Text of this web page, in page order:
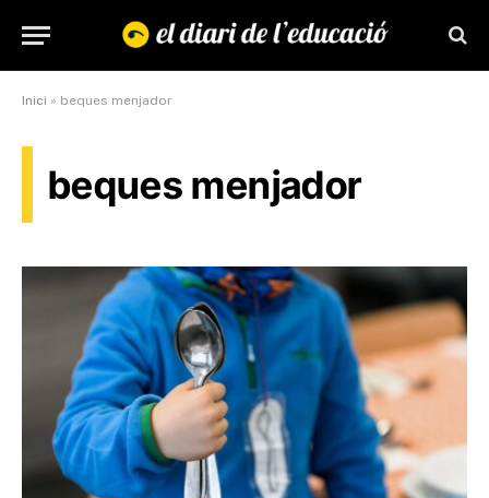
Inici » beques menjador
beques menjador